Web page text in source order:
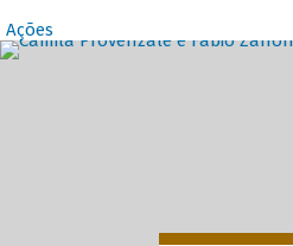
Ações